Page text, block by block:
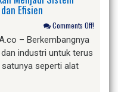
Efisien
Comments Off!
– Berkembangnya
industri untuk terus
seperti alat